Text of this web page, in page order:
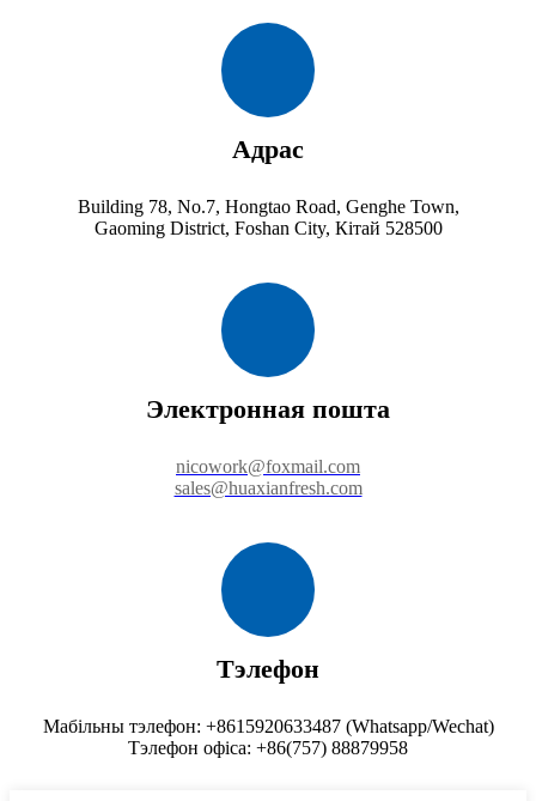
Адрас
Building 78, No.7, Hongtao Road, Genghe Town,
Gaoming District, Foshan City, Кітай 528500
Электронная пошта
nicowork@foxmail.com
sales@huaxianfresh.com
Тэлефон
Мабільны тэлефон: +8615920633487 (Whatsapp/Wechat)
Тэлефон офіса: +86(757) 88879958